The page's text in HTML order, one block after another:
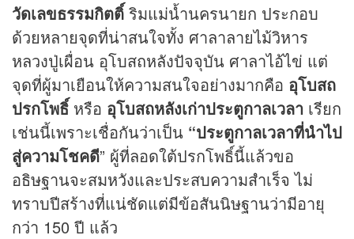
วัดเลขธรรมกิตติ์ ริมแม่น้ำนครนายก ประกอบ
ด้วยหลายจุดที่น่าสนใจทั้ง ศาลาลายไม้วิหาร
หลวงปู่เผื่อน อุโบสถหลังปัจจุบัน ศาลาไอ้ไข่ แต่
จุดที่ผู้มาเยือนให้ความสนใจอย่างมากคือ อุโบสถ
ปรกโพธิ์ หรือ อุโบสถหลังเก่าประตูกาลเวลา เรียก
เช่นนี้เพราะเชื่อกันว่าเป็น “ประตูกาลเวลาที่นำไป
สู่ความโชคดี” ผู้ที่ลอดใต้ปรกโพธิ์นี้แล้วขอ
อธิษฐานจะสมหวังและประสบความสำเร็จ ไม่
ทราบปีสร้างที่แน่ชัดแต่มีข้อสันนิษฐานว่ามีอายุ
กว่า 150 ปี แล้ว